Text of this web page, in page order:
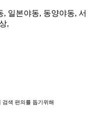
일본야동, 동양야동, 서
,
색 편의를 돕기위해